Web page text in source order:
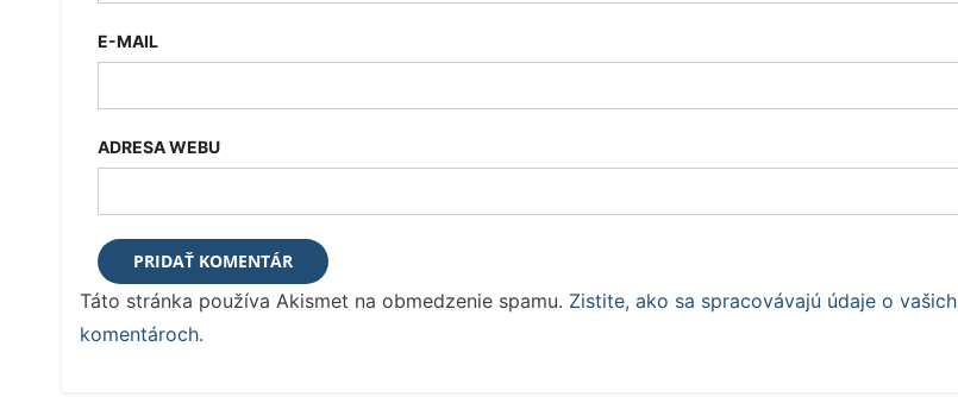
E-MAIL
ADRESA WEBU
Táto stránka používa Akismet na obmedzenie spamu. Zistite, ako sa spracovávajú údaje o vašich
komentároch.